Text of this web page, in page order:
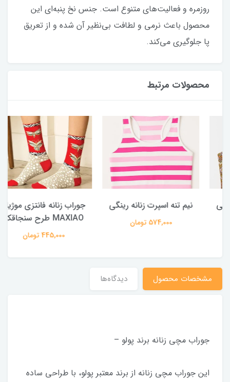
روزمره و فعالیت‌های متنوع است. جنس نخ پنبه‌ای این
محصول باعث نرمی و لطافت بی‌نظیر آن شده و از تعریق
پا جلوگیری می‌کند.
محصولات مرتبط
نیم تنه اسپرت زنانه رینگی
574,000 تومان
جوراب زنانه فانتزی موژیاو
MAXIAO طرح سنجاقک
445,000 تومان
مشخصات محصول دیدگاه‌ها
جوراب مچی زنانه برند پولو –
این جوراب مچی زنانه از برند معتبر پولو، با طراحی ساده